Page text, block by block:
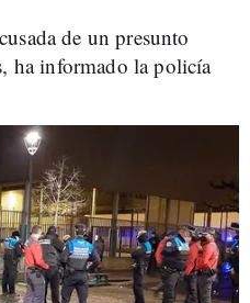
de un presunto
ha informado la policía